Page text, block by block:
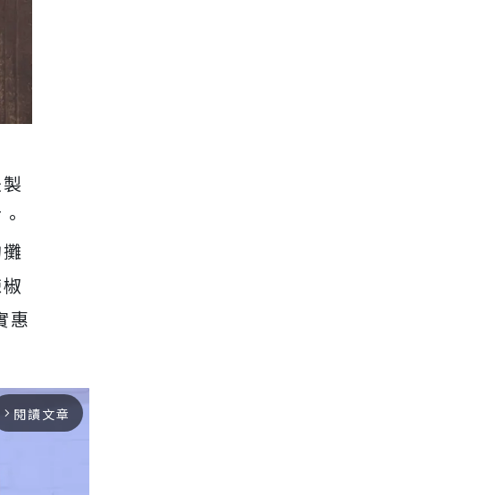
惠
arrow_forward_ios 閱讀文章